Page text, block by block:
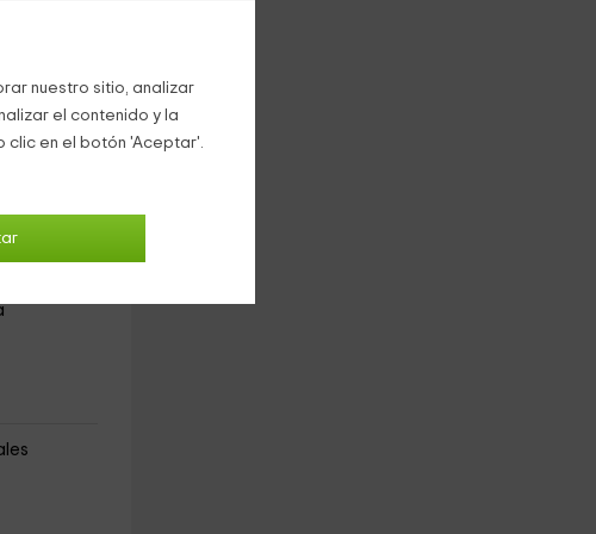
nuestro sitio, analizar
el contenido y la
clic en el botón 'Aceptar'.